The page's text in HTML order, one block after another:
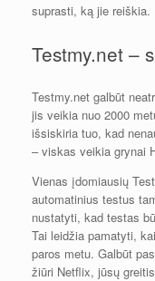
suprasti, ką jie reiškia.
Testmy.net –
Testmy.net galbūt
jis veikia nuo 2000
išsiskiria tuo, kad
– viskas veikia grynai
Vienas įdomiausių
automatinius testus
nustatyti, kad testas
Tai leidžia pamatyti,
paros metu. Galbūt
žiūri Netflix, jūsų